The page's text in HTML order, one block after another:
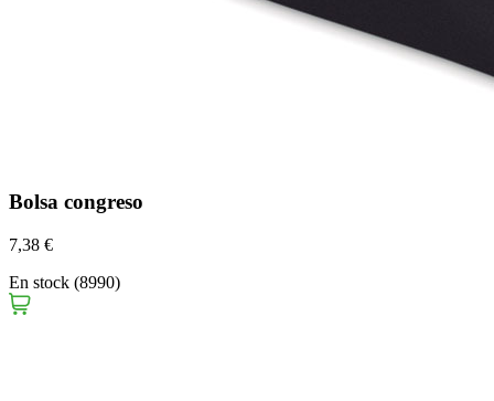
Bolsa congreso
7,38 €
En stock (8990)